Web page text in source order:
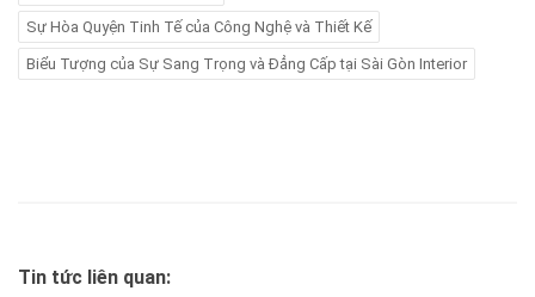
Sự Hòa Quyện Tinh Tế của Công Nghệ và Thiết Kế
Biểu Tượng của Sự Sang Trọng và Đẳng Cấp tại Sài Gòn Interior
Tin tức liên quan: